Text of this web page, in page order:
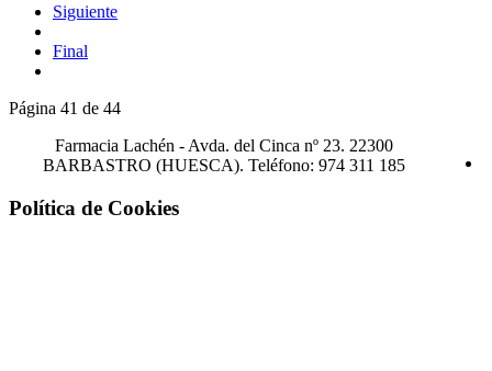
Siguiente
Final
Página 41 de 44
Farmacia Lachén - Avda. del Cinca nº 23. 22300
BARBASTRO (HUESCA). Teléfono: 974 311 185
Política de Cookies